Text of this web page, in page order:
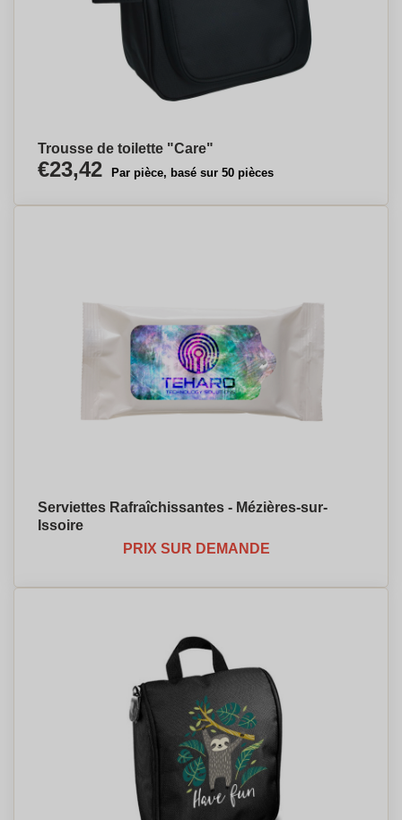
Trousse de toilette "Care"
€23,42 Par pièce, basé sur 50 pièces
Serviettes Rafraîchissantes - Mézières-sur-
Issoire
PRIX SUR DEMANDE